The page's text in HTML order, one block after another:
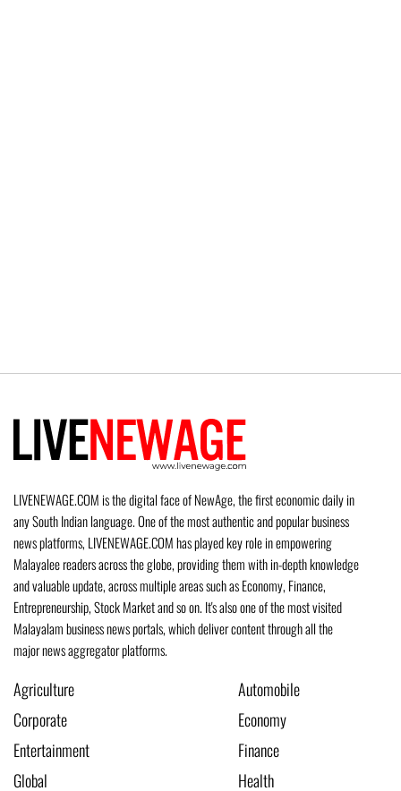
LIVENEWAGE.COM is the digital face of NewAge, the first economic daily in
any South Indian language. One of the most authentic and popular business
news platforms, LIVENEWAGE.COM has played key role in empowering
Malayalee readers across the globe, providing them with in-depth knowledge
and valuable update, across multiple areas such as Economy, Finance,
Entrepreneurship, Stock Market and so on. It's also one of the most visited
Malayalam business news portals, which deliver content through all the
major news aggregator platforms.
Agriculture
Automobile
Corporate
Economy
Entertainment
Finance
Global
Health